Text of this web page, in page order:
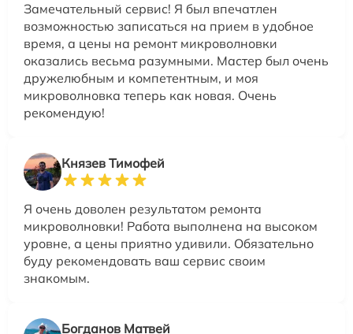
Замечательный сервис! Я был впечатлен
возможностью записаться на прием в удобное
время, а цены на ремонт микроволновки
оказались весьма разумными. Мастер был очень
дружелюбным и компетентным, и моя
микроволновка теперь как новая. Очень
рекомендую!
Князев Тимофей
Я очень доволен результатом ремонта
микроволновки! Работа выполнена на высоком
уровне, а цены приятно удивили. Обязательно
буду рекомендовать ваш сервис своим
знакомым.
Богданов Матвей